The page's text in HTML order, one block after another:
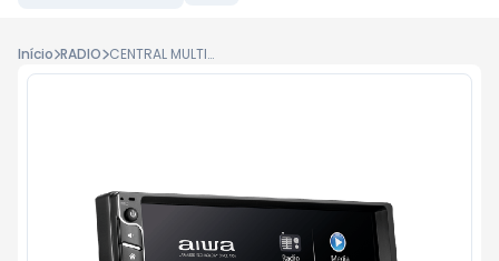
Início RADIO CENTRAL MULTIMIDIA 7" BLUETOOTH MIC AIWA AWS-CA-DD-01